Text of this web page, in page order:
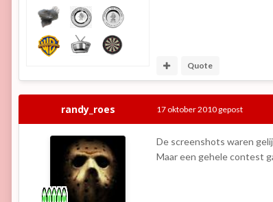
Quote
randy_roes 17 oktober 2010 gepost
De screenshots waren
Maar een gehele contest